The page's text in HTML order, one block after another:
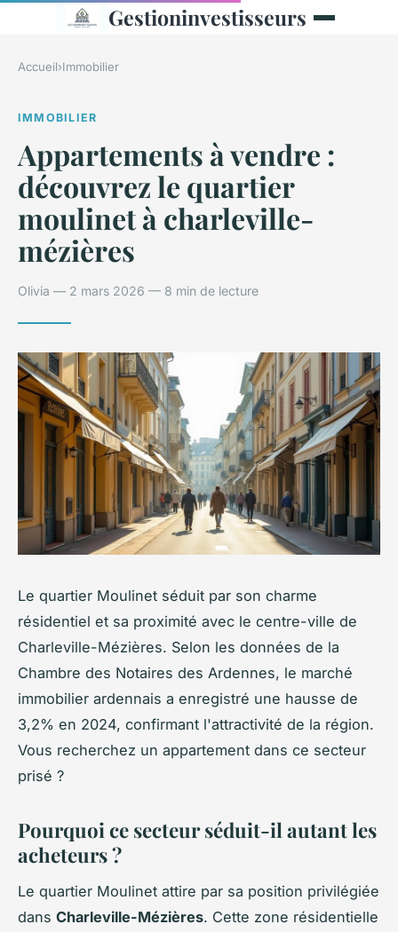
Gestioninvestisseurs
Accueil›Immobilier
IMMOBILIER
Appartements à vendre :
découvrez le quartier
moulinet à charleville-
mézières
Olivia — 2 mars 2026 — 8 min de lecture
Le quartier Moulinet séduit par son charme
résidentiel et sa proximité avec le centre-ville de
Charleville-Mézières. Selon les données de la
Chambre des Notaires des Ardennes, le marché
immobilier ardennais a enregistré une hausse de
3,2% en 2024, confirmant l'attractivité de la région.
Vous recherchez un appartement dans ce secteur
prisé ?
Pourquoi ce secteur séduit-il autant les
acheteurs ?
Le quartier Moulinet attire par sa position privilégiée
dans Charleville-Mézières. Cette zone résidentielle